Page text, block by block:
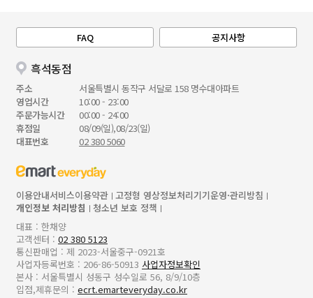
FAQ 공지사항
흑석동점
주소
서울특별시 동작구 서달로 158 명수대아파트
영업시간
10:00 - 23:00
주문가능시간
00:00 - 24:00
휴점일
08/09(일),08/23(일)
대표번호
02 380 5060
이용안내서비스이용약관 고정형 영상정보처리기기운영·관리방침
개인정보 처리방침
청소년 보호 정책
대표 : 한채양
고객센터 : 02 380 5123
통신판매업 : 제 2023-서울중구-0921호
사업자등록번호 : 206-86-50913 사업자정보확인
본사 : 서울특별시 성동구 성수일로 56, 8/9/10층
입점,제휴문의 : ecrt.emarteveryday.co.kr